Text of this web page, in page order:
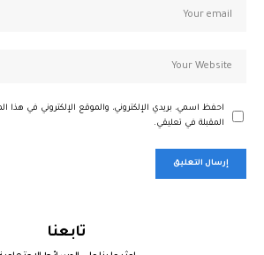
احفظ اسمي، بريدي الإلكتروني، والموقع الإلكتروني في هذا
المقبلة في تعليقي.
تابعنا